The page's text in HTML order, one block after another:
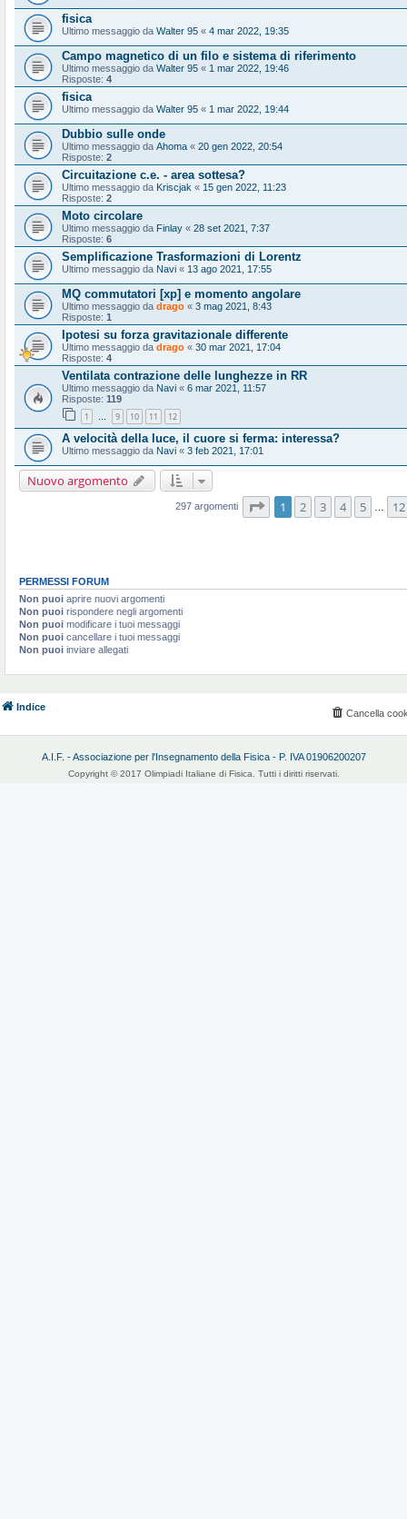
fisica
Ultimo messaggio da Walter 95 « 4 mar 2022, 19:35
Campo magnetico di un filo e sistema di riferimento
Ultimo messaggio da Walter 95 « 1 mar 2022, 19:46
Risposte: 4
fisica
Ultimo messaggio da Walter 95 « 1 mar 2022, 19:44
Dubbio sulle onde
Ultimo messaggio da Ahoma « 20 gen 2022, 20:54
Risposte: 2
Circuitazione c.e. - area sottesa?
Ultimo messaggio da Kriscjak « 15 gen 2022, 11:23
Risposte: 2
Moto circolare
Ultimo messaggio da Finlay « 28 set 2021, 7:37
Risposte: 6
Semplificazione Trasformazioni di Lorentz
Ultimo messaggio da Navi « 13 ago 2021, 17:55
MQ commutatori [xp] e momento angolare
Ultimo messaggio da drago « 3 mag 2021, 8:43
Risposte: 1
Ipotesi su forza gravitazionale differente
Ultimo messaggio da drago « 30 mar 2021, 17:04
Risposte: 4
Ventilata contrazione delle lunghezze in RR
Ultimo messaggio da Navi « 6 mar 2021, 11:57
Risposte: 119
1 … 9 10 11 12
A velocità della luce, il cuore si ferma: interessa?
Ultimo messaggio da Navi « 3 feb 2021, 17:01
Nuovo argomento
297 argomenti Pagina1 di12
1 2 3 4 5 12
PERMESSI FORUM
Non puoi aprire nuovi argomenti
Non puoi rispondere negli argomenti
Non puoi modificare i tuoi messaggi
Non puoi cancellare i tuoi messaggi
Non puoi inviare allegati
Indice
Cancella
A.I.F. - Associazione per l'Insegnamento della Fisica - P. IVA 01906200207
Copyright © 2017 Olimpiadi Italiane di Fisica. Tutti i diritti riservati.